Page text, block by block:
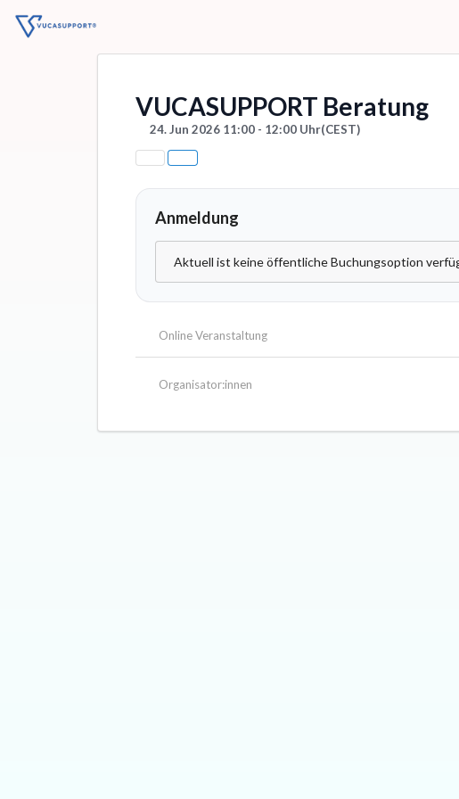
VUCASUPPORT Beratung
24. Jun 2026 11:00 - 12:00 Uhr(CEST)
Anmeldung
Aktuell ist keine öffentliche Buchungsoption
Online Veranstaltung
Organisator:innen